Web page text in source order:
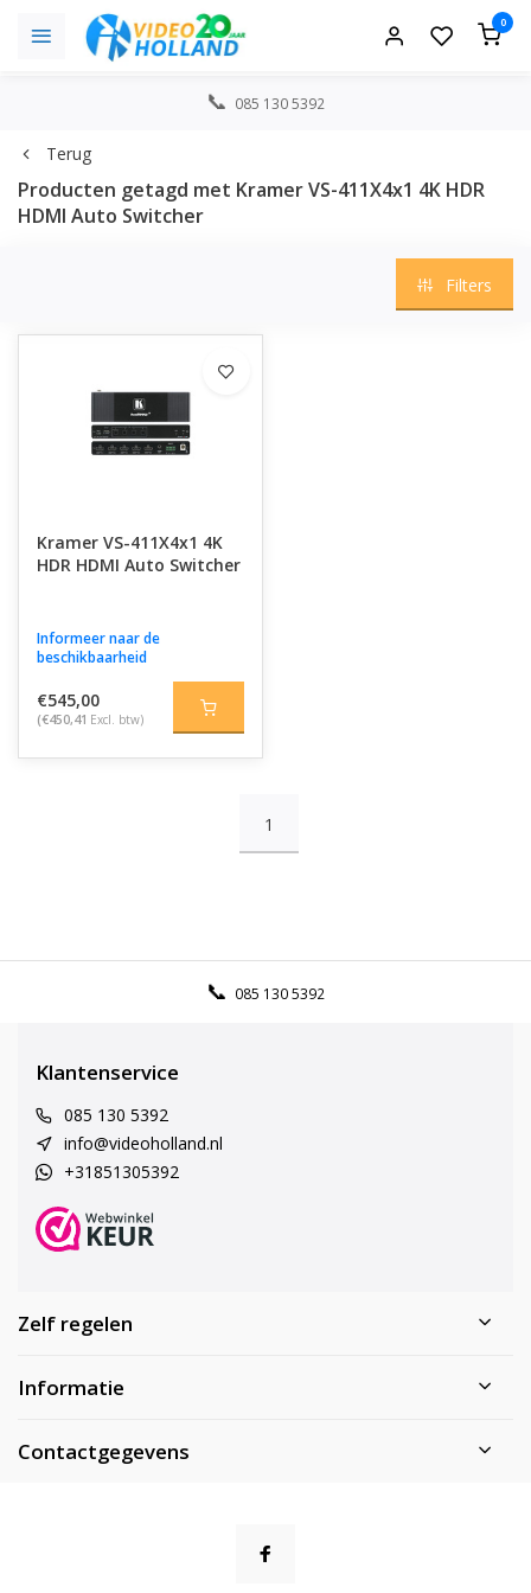
0
085 130 5392
Terug
Producten getagd met Kramer VS-411X4x1 4K HDR
HDMI Auto Switcher
Filters
Kramer VS-411X4x1 4K
HDR HDMI Auto Switcher
Informeer naar de
beschikbaarheid
€545,00
(€450,41 Excl. btw)
1
085 130 5392
Klantenservice
085 130 5392
info@videoholland.nl
+31851305392
Zelf regelen
Informatie
Contactgegevens